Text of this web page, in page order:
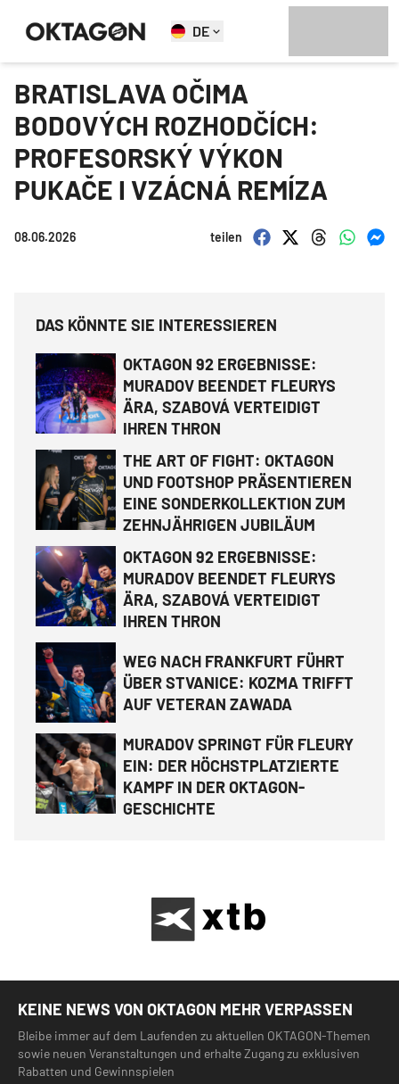
DE
BRATISLAVA OČIMA
BODOVÝCH ROZHODČÍCH:
PROFESORSKÝ VÝKON
PUKAČE I VZÁCNÁ REMÍZA
08.06.2026 teilen
DAS KÖNNTE SIE INTERESSIEREN
OKTAGON 92 ERGEBNISSE:
MURADOV BEENDET FLEURYS
ÄRA, SZABOVÁ VERTEIDIGT
IHREN THRON
THE ART OF FIGHT: OKTAGON
UND FOOTSHOP PRÄSENTIEREN
EINE SONDERKOLLEKTION ZUM
ZEHNJÄHRIGEN JUBILÄUM
OKTAGON 92 ERGEBNISSE:
MURADOV BEENDET FLEURYS
ÄRA, SZABOVÁ VERTEIDIGT
IHREN THRON
WEG NACH FRANKFURT FÜHRT
ÜBER STVANICE: KOZMA TRIFFT
AUF VETERAN ZAWADA
MURADOV SPRINGT FÜR FLEURY
EIN: DER HÖCHSTPLATZIERTE
KAMPF IN DER OKTAGON-
GESCHICHTE
KEINE NEWS VON OKTAGON MEHR VERPASSEN
Bleibe immer auf dem Laufenden zu aktuellen OKTAGON-Themen
sowie neuen Veranstaltungen und erhalte Zugang zu exklusiven
Rabatten und Gewinnspielen